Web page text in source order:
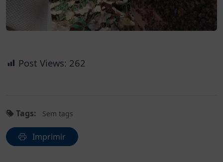
Post Views: 262
Tags: Sem tags
Imprimir